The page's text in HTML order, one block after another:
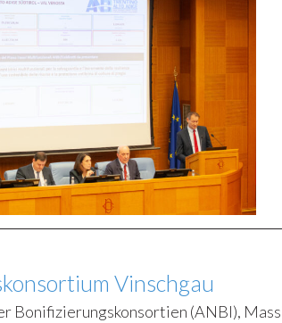
Vinschgau
Bonifizierungskonsortien (ANBI),